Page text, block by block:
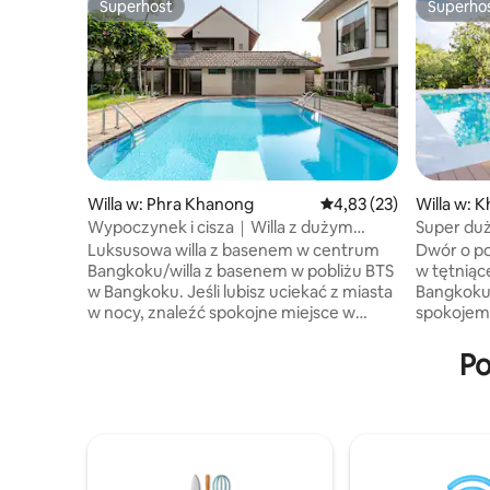
Superhost
Superhost
Willa w: Phra Khanong Średnia ocena: 4,83
4,83 (23)
Wypoczynek i cisza｜Willa z dużym
basenem｜Blisko BTS｜Codzienne
sprzątanie｜Prywatny parking｜
Prywatny ogród｜Szybki internet
Luksusowa willa z basenem w centrum
Bangkoku/willa z basenem w pobliżu BTS
w Bangkoku. Jeśli lubisz uciekać z miasta
w nocy, znaleźć spokojne miejsce w
z podwójnymi łóżkami, 6 łazienek
Willa w:
Super
cicha i
wakacje.
Dwór o
w
z
x✘ 8 m,